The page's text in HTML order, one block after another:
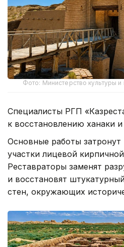
Фото: Министерство культуры
Специалисты РГП
к восстановлению ханаки
Основные работы
участки лицевой
Реставраторы заменят
и восстановят
стен, окружающих